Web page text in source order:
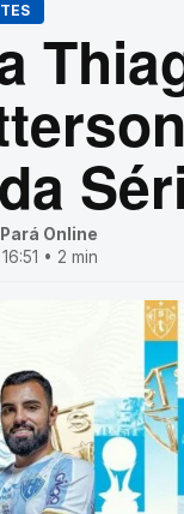
Online
• 2 min